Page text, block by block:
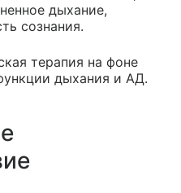
дыхание,
сознания.
терапия на фоне
дыхания и АД.